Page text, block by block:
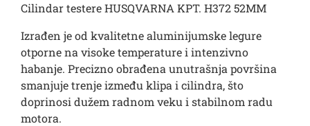
Cilindar testere HUSQVARNA KPT. H372 52MM
Izrađen je od kvalitetne aluminijumske legure
otporne na visoke temperature i intenzivno
habanje. Precizno obrađena unutrašnja površina
smanjuje trenje između klipa i cilindra, što
doprinosi dužem radnom veku i stabilnom radu
motora.